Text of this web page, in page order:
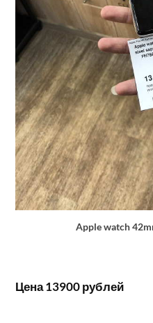
Apple watch
Цена 13900 рублей